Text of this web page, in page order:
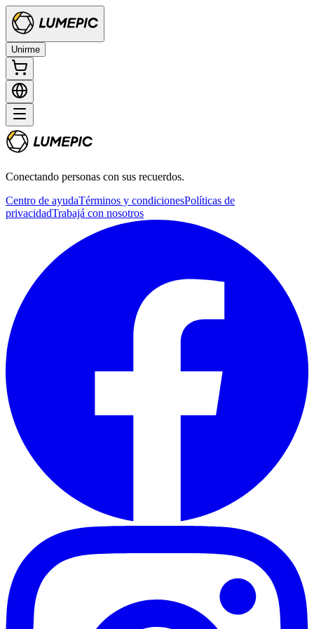
Unirme
Conectando personas con sus recuerdos.
Centro de ayudaTérminos y condicionesPolíticas de
privacidadTrabajá con nosotros